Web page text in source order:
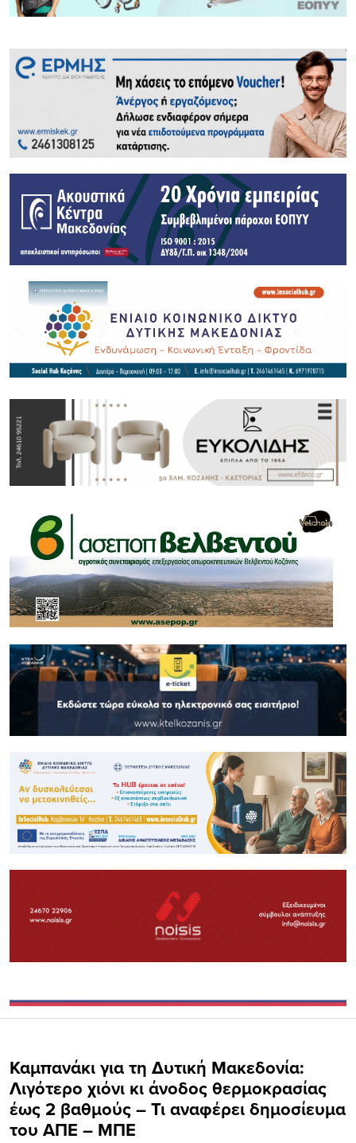
Καμπανάκι για τη Δυτική Μακεδονία:
Λιγότερο χιόνι κι άνοδος θερμοκρασίας
έως 2 βαθμούς – Τι αναφέρει δημοσίευμα
του ΑΠΕ – ΜΠΕ